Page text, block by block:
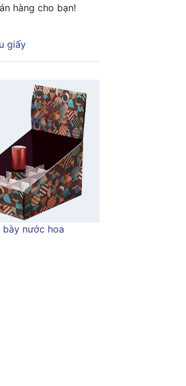
hàng cho bạn!
giấy
nước hoa